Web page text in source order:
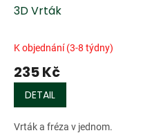
d3D Vrták
K objednání (3-8 týdny)
235 Kč
DETAIL
Vrták a fréza v jednom.